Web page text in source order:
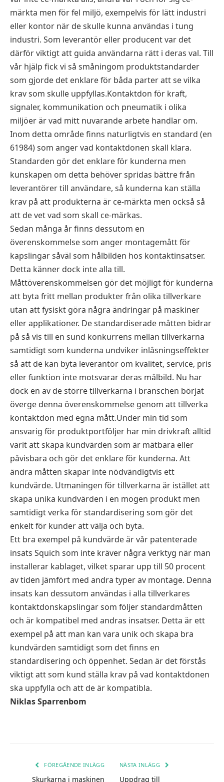
märkta men för fel miljö, exempelvis för lätt industri
eller kontor när de skulle kunna användas i tung
industri. Som leverantör eller producent var det
därför viktigt att guida användarna rätt i deras val. Till
vår hjälp fick vi så småningom produktstandarder
som gjorde det enklare för båda parter att se vilka
krav som skulle uppfyllas.Kontaktdon för kraft,
signaler, kommunikation och pneumatik i olika
miljöer är vad mitt nuvarande arbete handlar om.
Inom detta område finns naturligtvis en standard (en
61984) som anger vad kontaktdonen skall klara.
Standarden gör det enklare för kunderna men
kunskapen om detta behöver spridas bättre från
leverantörer till användare, så kunderna kan ställa
krav på att produkterna är ce-märkta men också så
att de vet vad som skall ce-märkas.
Sedan många år finns dessutom en
överenskommelse som anger montagemått för
kapslingar såväl som hålbilden hos kontaktinsatser.
Detta känner dock inte alla till.
Måttöverenskommelsen gör det möjligt för kunderna
att byta fritt mellan produkter från olika tillverkare
utan att fysiskt göra några ändringar på maskiner
eller applikationer. De standardiserade måtten bidrar
på så vis till en sund konkurrens mellan tillverkarna
samtidigt som kunderna undviker inlåsningseffekter
så att de kan byta leverantör om kvalitet, service, pris
eller funktion inte motsvarar deras målbild. Nu har
dock en av de större tillverkarna i branschen börjat
överge denna överenskommelse genom att tillverka
kontaktdon med egna mått.Under min tid som
ansvarig för produktportföljer har min drivkraft alltid
varit att skapa kundvärden som är mätbara eller
påvisbara och gör det enklare för kunderna. Att
ändra måtten skapar inte nödvändigtvis ett
kundvärde. Utmaningen för tillverkarna är istället att
skapa unika kundvärden i en mogen produkt men
samtidigt verka för standardisering som gör det
enkelt för kunder att välja och byta.
Ett bra exempel på kundvärde är vår patenterade
insats Squich som inte kräver några verktyg när man
installerar kablaget, vilket sparar upp till 50 procent
av tiden jämfört med andra typer av montage. Denna
insats kan dessutom användas i alla tillverkares
kontaktdonskapslingar som följer standardmåtten
och är kompatibel med andras insatser. Detta är ett
exempel på att man kan vara unik och skapa bra
kundvärden samtidigt som det finns en
standardisering och öppenhet. Sedan är det förstås
viktigt att som kund ställa krav på vad kontaktdonen
ska uppfylla och att de är kompatibla.
Niklas Sparrenbom
FÖREGÅENDE INLÄGG
Skurkarna i maskinen
NÄSTA INLÄGG
Uppdrag till